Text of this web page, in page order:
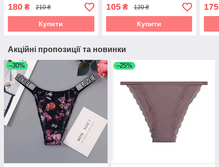
180 ₴ 210 ₴
Купити
105₴ 120 ₴
Купити
175
Акційні пропозиції та новинки
–30% –25%